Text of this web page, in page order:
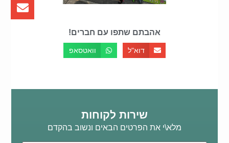
אהבתם שתפו עם חברים!
דוא"ל וואטסאפ
שירות לקוחות
מלא\י את הפרטים הבאים ונשוב בהקדם